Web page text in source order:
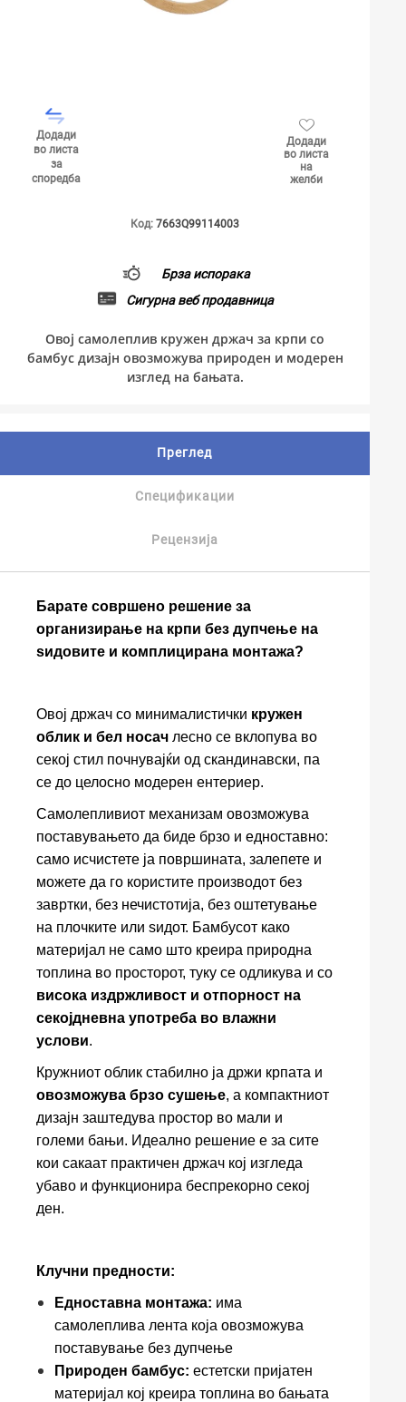
Додади
во листа
за
споредба
Додади
во листа
на
желби
Код: 7663Q99114003
Брза испорака
Сигурна веб продавница
Овој самолеплив кружен држач за крпи со
бамбус дизајн овозможува природен и модерен
изглед на бањата.
Преглед
Спецификации
Рецензија
Барате совршено решение за
организирање на крпи без дупчење на
ѕидовите и комплицирана монтажа?
Овој држач со минималистички кружен
облик и бел носач лесно се вклопува во
секој стил почнувајќи од скандинавски, па
се до целосно модерен ентериер.
Самолепливиот механизам овозможува
поставувањето да биде брзо и едноставно:
само исчистете ја површината, залепете и
можете да го користите производот без
завртки, без нечистотија, без оштетување
на плочките или ѕидот. Бамбусот како
материјал не само што креира природна
топлина во просторот, туку се одликува и со
висока издржливост и отпорност на
секојдневна употреба во влажни
услови.
Кружниот облик стабилно ја држи крпата и
овозможува брзо сушење, а компактниот
дизајн заштедува простор во мали и
големи бањи. Идеално решение е за сите
кои сакаат практичен држач кој изгледа
убаво и функционира беспрекорно секој
ден.
Клучни предности:
Едноставна монтажа: има
самолеплива лента која овозможува
поставување без дупчење
Природен бамбус: естетски пријатен
материјал кој креира топлина во бањата